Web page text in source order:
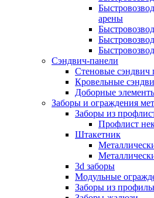
арены
Сэндвич-панели
Стеновые сэндвич
Кровельные
Доборные
Заборы и ограждения
Заборы из
Профлист
Штакетник
3d заборы
Модульные
Заборы из